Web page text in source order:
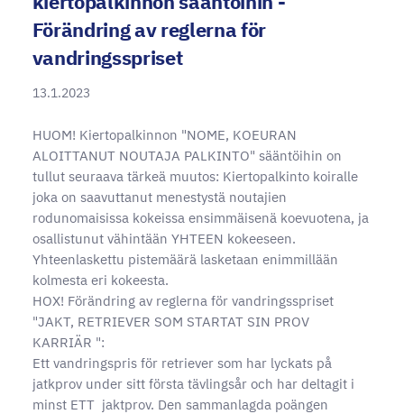
Förändring av reglerna för
vandringsspriset
13.1.2023
HUOM! Kiertopalkinnon "NOME, KOEURAN
ALOITTANUT NOUTAJA PALKINTO" sääntöihin on
tullut seuraava tärkeä muutos: Kiertopalkinto koiralle
joka on saavuttanut menestystä noutajien
rodunomaisissa kokeissa ensimmäisenä koevuotena, ja
osallistunut vähintään YHTEEN kokeeseen.
Yhteenlaskettu pistemäärä lasketaan enimmillään
kolmesta eri kokeesta.
HOX! Förändring av reglerna för vandringsspriset
"JAKT, RETRIEVER SOM STARTAT SIN PROV
KARRIÄR ":
Ett vandringspris för retriever som har lyckats på
jatkprov under sitt första tävlingsår och har deltagit i
minst ETT jaktprov. Den sammanlagda poängen